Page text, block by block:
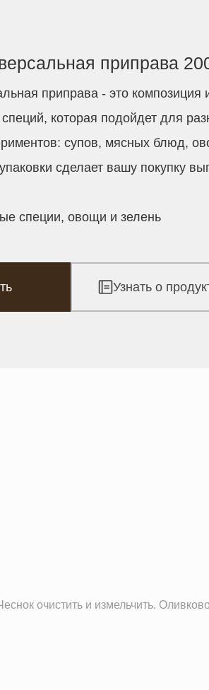
приправа
приправа - это композиция
которая подойдет для
супов, мясных блюд,
сделает вашу покупку
специи, овощи и зелень
Узнать о
очистить и измельчить.